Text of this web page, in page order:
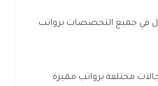
في جميع التخصصات برواتب
مختلفة برواتب مميزة